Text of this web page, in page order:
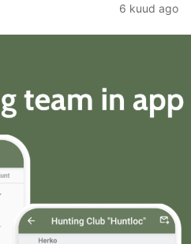
6 kuud ago